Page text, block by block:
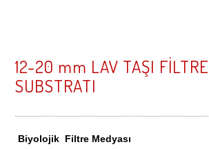
TARIM
İletişim
12-20 mm LAV TAŞI FİLTRE
SUBSTRATI
Biyolojik Filtre Medyası